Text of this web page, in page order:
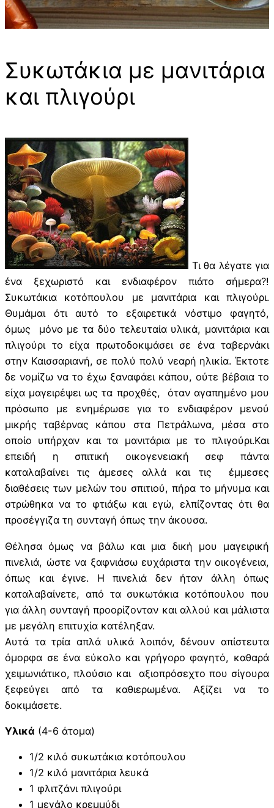
Συκωτάκια με μανιτάρια
και πλιγούρι
Τι θα λέγατε για
ένα ξεχωριστό και ενδιαφέρον πιάτο σήμερα?!
Συκωτάκια κοτόπουλου με μανιτάρια και πλιγούρι.
Θυμάμαι ότι αυτό το εξαιρετικά νόστιμο φαγητό,
όμως μόνο με τα δύο τελευταία υλικά, μανιτάρια και
πλιγούρι το είχα πρωτοδοκιμάσει σε ένα ταβερνάκι
στην Καισσαριανή, σε πολύ πολύ νεαρή ηλικία. Έκτοτε
δε νομίζω να το έχω ξαναφάει κάπου, ούτε βέβαια το
είχα μαγειρέψει ως τα προχθές, όταν αγαπημένο μου
πρόσωπο με ενημέρωσε για το ενδιαφέρον μενού
μικρής ταβέρνας κάπου στα Πετράλωνα, μέσα στο
οποίο υπήρχαν και τα μανιτάρια με το πλιγούρι.Και
επειδή η σπιτική οικογενειακή σεφ πάντα
καταλαβαίνει τις άμεσες αλλά και τις έμμεσες
διαθέσεις των μελών του σπιτιού, πήρα το μήνυμα και
στρώθηκα να το φτιάξω και εγώ, ελπίζοντας ότι θα
προσέγγιζα τη συνταγή όπως την άκουσα.
Θέλησα όμως να βάλω και μια δική μου μαγειρική
πινελιά, ώστε να ξαφνιάσω ευχάριστα την οικογένεια,
όπως και έγινε. Η πινελιά δεν ήταν άλλη όπως
καταλαβαίνετε, από τα συκωτάκια κοτόπουλου που
για άλλη συνταγή προορίζονταν και αλλού και μάλιστα
με μεγάλη επιτυχία κατέληξαν.
Αυτά τα τρία απλά υλικά λοιπόν, δένουν απίστευτα
όμορφα σε ένα εύκολο και γρήγορο φαγητό, καθαρά
χειμωνιάτικο, πλούσιο και αξιοπρόσεχτο που σίγουρα
ξεφεύγει από τα καθιερωμένα. Αξίζει να το
δοκιμάσετε.
Υλικά (4-6 άτομα)
1/2 κιλό συκωτάκια κοτόπουλου
1/2 κιλό μανιτάρια λευκά
1 φλιτζάνι πλιγούρι
1 μεγάλο κρεμμύδι